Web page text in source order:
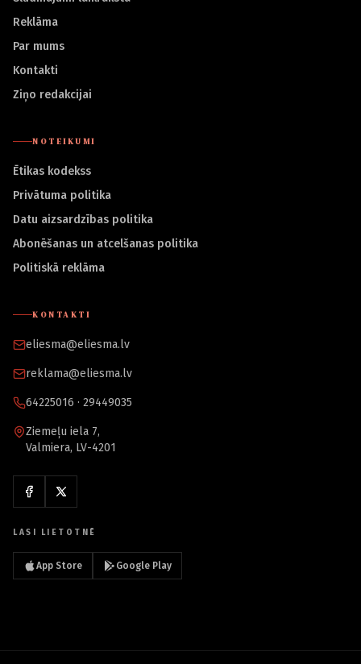
Reklāma
Par mums
Kontakti
Ziņo redakcijai
NOTEIKUMI
Ētikas kodekss
Privātuma politika
Datu aizsardzības politika
Abonēšanas un atcelšanas politika
Politiskā reklāma
KONTAKTI
eliesma@eliesma.lv
reklama@eliesma.lv
64225016 · 29449035
Ziemeļu iela 7,
Valmiera, LV-4201
LASI LIETOTNĒ
App Store Google Play